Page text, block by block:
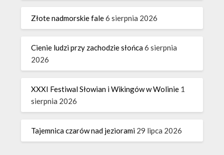
Złote nadmorskie fale6 sierpnia 2026
Cienie ludzi przy zachodzie słońca6 sierpnia
2026
XXXI Festiwal Słowian i Wikingów w Wolinie 1
sierpnia 2026
Tajemnica czarów nad jeziorami 29 lipca 2026